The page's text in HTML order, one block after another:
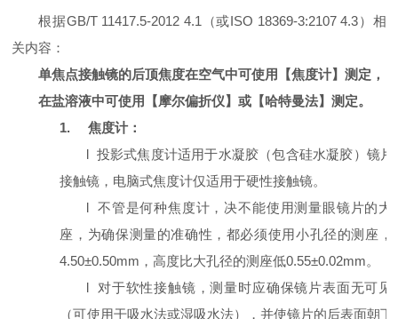
根据GB/T 11417.5-2012 4.1 （或ISO 18369-3:2107 4.3）相
关内容：
单焦点接触镜的后顶焦度在空气中可使用【焦度计】测定，
在盐溶液中可使用【摩尔偏折仪】或【哈特曼法】测定。
1.
焦度计：
l 投影式焦度计适用于水凝胶（包含硅水凝胶）镜片
接触镜，电脑式焦度计仅适用于硬性接触镜。
l 不管是何种焦度计，决不能使用测量眼镜片的大
座，为确保测量的准确性，都必须使用小孔径的测座，
4.50±0.50mm ，高度比大孔径的测座低0.55±0.02mm。
l
对于软性接触镜，测量时应确保镜片表面无可见
（可使用干吸水法或湿吸水法），并使镜片的后表面朝下